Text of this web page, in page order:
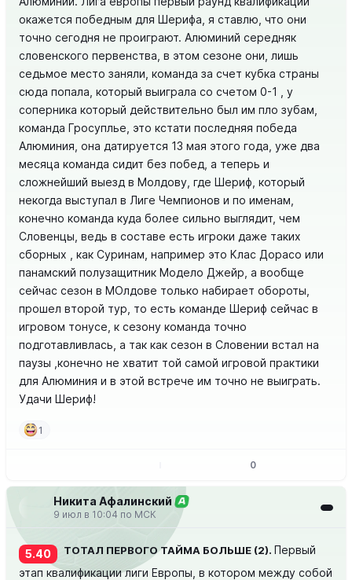
окажется победным для Шерифа, я ставлю, что они
точно сегодня не проиграют. Алюминий середняк
словенского первенства, в этом сезоне они, лишь
седьмое место заняли, команда за счет кубка страны
сюда попала, который выиграла со счетом 0-1 , у
соперника который действительно был им пло зубам,
команда Гросуплье, это кстати последняя победа
Алюминия, она датируется 13 мая этого года, уже два
месяца команда сидит без побед, а теперь и
сложнейший выезд в Молдову, где Шериф, который
некогда выступал в Лиге Чемпионов и по именам,
конечно команда куда более сильно выглядит, чем
Словенцы, ведь в составе есть игроки даже таких
сборных , как Суринам, например это Клас Дорасо или
панамский полузащитник Модело Джейр, а вообще
сейчас сезон в МОлдове только набирает обороты,
прошел второй тур, то есть команде Шериф сейчас в
игровом тонусе, к сезону команда точно
подготавливлась, а так как сезон в Словении встал на
паузы ,конечно не хватит той самой игровой практики
для Алюминия и в этой встрече им точно не выиграть.
Удачи Шериф!
1
0
Никита Афалинский А
9 июл в 10:04 по МСК
5.40 ТОТАЛ ПЕРВОГО ТАЙМА БОЛЬШЕ (2). Первый
этап квалификации лиги Европы, в котором между собой